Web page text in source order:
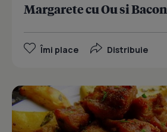
Margarete cu Ou si Bacon
Îmi place Distribuie